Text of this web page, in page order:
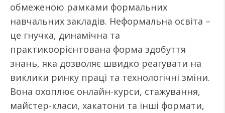
обмеженою рамками формальних
навчальних закладів. Неформальна освіта –
це гнучка, динамічна та
практикоорієнтована форма здобуття
знань, яка дозволяє швидко реагувати на
виклики ринку праці та технологічні зміни.
Вона охоплює онлайн-курси, стажування,
майстер-класи, хакатони та інші формати,